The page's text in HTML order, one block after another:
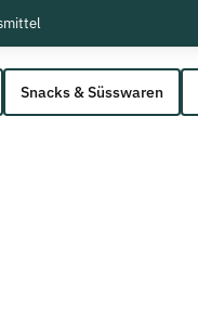
Snacks & Süsswaren